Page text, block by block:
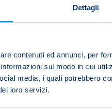
Dettagli
contenuti ed annunci, per
sul modo in cui
media, i quali potrebbero
loro servizi.